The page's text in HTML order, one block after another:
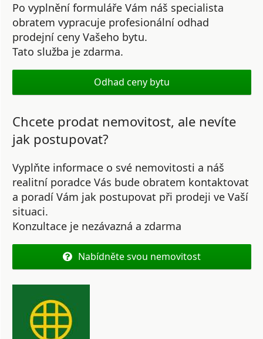
Po vyplnění formuláře Vám náš specialista
obratem vypracuje profesionální odhad
prodejní ceny Vašeho bytu.
Tato služba je zdarma.
Odhad ceny bytu
Chcete prodat nemovitost, ale nevíte
jak postupovat?
Vyplňte informace o své nemovitosti a náš
realitní poradce Vás bude obratem kontaktovat
a poradí Vám jak postupovat při prodeji ve Vaší
situaci.
Konzultace je nezávazná a zdarma
Nabídněte svou nemovitost